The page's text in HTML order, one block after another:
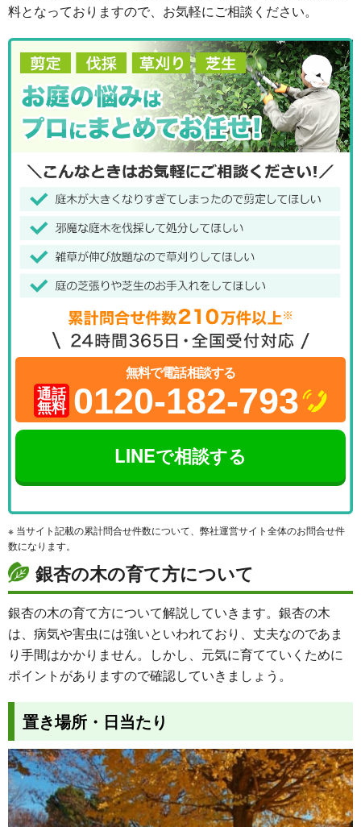
料となっておりますので、お気軽にご相談ください。
無料で電話相談する
通話
無料 0120-182-793
LINEで相談する
※ 当サイト記載の累計問合せ件数について、弊社運営サイト全体のお問合せ件
数になります。
銀杏の木の育て方について
銀杏の木の育て方について解説していきます。銀杏の木
は、病気や害虫には強いといわれており、丈夫なのであま
り手間はかかりません。しかし、元気に育てていくために
ポイントがありますので確認していきましょう。
置き場所・日当たり